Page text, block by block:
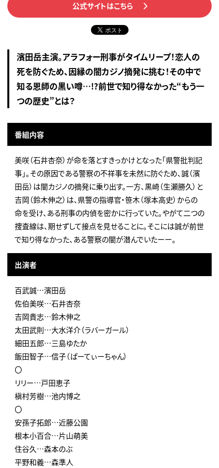
公式サイトはこちら
濱田岳主演。アラフォー刑事がタイムリープ！恋人の
死を防ぐため、因縁の闇カジノ摘発に挑む！その中で
知る恩師の黒い噂…!?前世で知り得なかった“もう一
つの歴史”とは？
番組内容
美咲（石井杏奈）が命を落とすきっかけとなった「県警批判記
事」。その原因である警察の不祥事を未然に防ぐため、誠（濱
田岳）は闇カジノの摘発に乗り出す。一方、黒崎（生瀬勝久）と
吉岡（鈴木伸之）は、県警の指導官・笹木（塚本高史）からの
命を受け、ある刑事の内偵を密かに行っていた。やがて二つの
捜査線は、期せずして接点を見せることに。そこには誠が前世
で知り得なかった、ある警察の闇が潜んでいたーー。
出演者
百武誠…濱田岳
佐伯美咲…石井杏奈
吉岡貴志…鈴木伸之
太田武則…大水洋介（ラバーガール）
細田五郎…三島ゆたか
飯田智子…信子（ぱーてぃーちゃん）
〇
リリー…戸田恵子
槇村芳樹…池内博之
〇
安孫子拓郎…近藤公園
根本小百合…片山萌美
住谷久…森本のぶ
平野和義…森準人